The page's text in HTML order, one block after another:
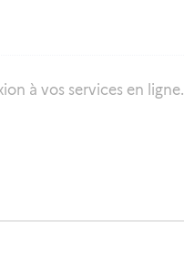
à vos services en ligne.